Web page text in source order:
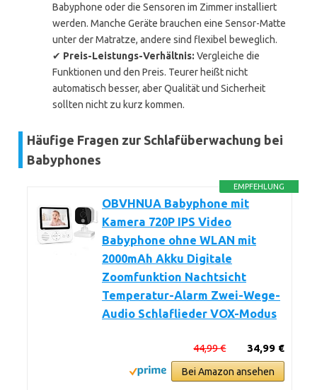
Babyphone oder die Sensoren im Zimmer installiert
werden. Manche Geräte brauchen eine Sensor-Matte
unter der Matratze, andere sind flexibel beweglich.
✔ Preis-Leistungs-Verhältnis: Vergleiche die
Funktionen und den Preis. Teurer heißt nicht
automatisch besser, aber Qualität und Sicherheit
sollten nicht zu kurz kommen.
Häufige Fragen zur Schlafüberwachung bei
Babyphones
EMPFEHLUNG
OBVHNUA Babyphone mit
Kamera 720P IPS Video
Babyphone ohne WLAN mit
2000mAh Akku Digitale
Zoomfunktion Nachtsicht
Temperatur-Alarm Zwei-Wege-
Audio Schlaflieder VOX-Modus
34,99 €
44,99 €
Bei Amazon ansehen